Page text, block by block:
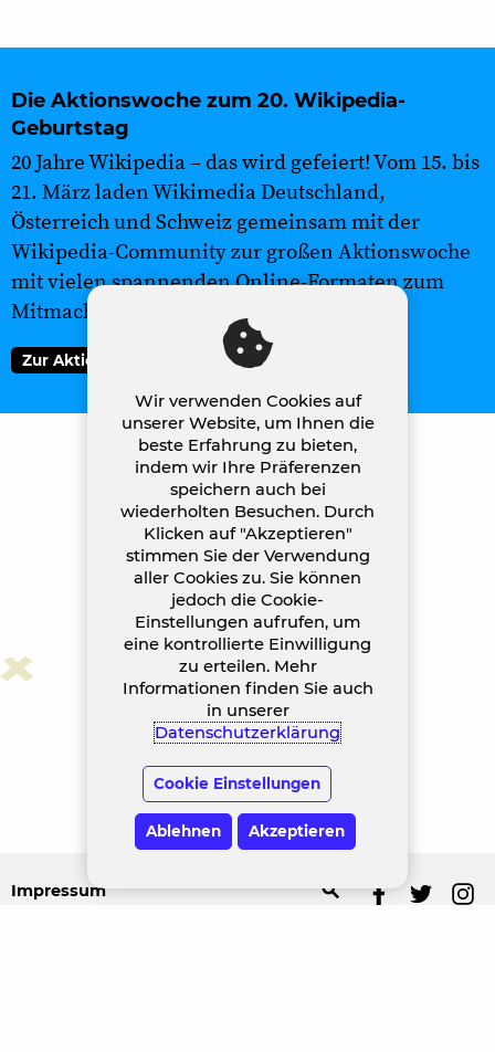
Die Aktionswoche zum 20. Wikipedia-
Geburtstag
20 Jahre Wikipedia – das wird gefeiert! Vom 15. bis
21. März laden Wikimedia Deutschland,
Österreich und Schweiz gemeinsam mit der
Wikipedia-Community zur großen Aktionswoche
mit vielen spannenden Online-Formaten zum
Mitmachen und Mitfeiern ein.
Zur Aktionswoche
Impressum
search
Wir verwenden Cookies auf
unserer Website, um Ihnen die
beste Erfahrung zu bieten,
indem wir Ihre Präferenzen
speichern auch bei
wiederholten Besuchen. Durch
Klicken auf "Akzeptieren"
stimmen Sie der Verwendung
aller Cookies zu. Sie können
jedoch die Cookie-
Einstellungen aufrufen, um
eine kontrollierte Einwilligung
zu erteilen. Mehr
Informationen finden Sie auch
in unserer
Datenschutzerklärung
Cookie Einstellungen
Ablehnen Akzeptieren